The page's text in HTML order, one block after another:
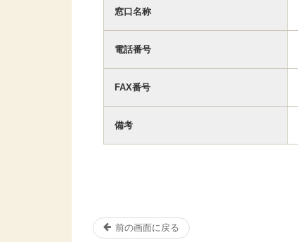
窓口名称
電話番号
FAX番号
備考
前の画面に戻る